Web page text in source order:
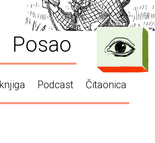
Posao
Podcast Čitaonica